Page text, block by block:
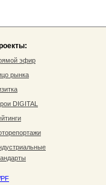
эфир
рынка
DIGITAL